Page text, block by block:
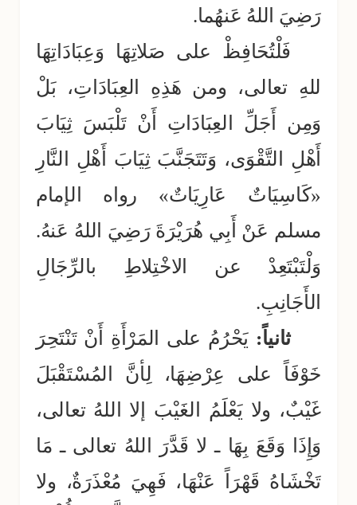
رَضِيَ اللهُ عَنهُما.
فَلْتُحَافِظْ على صَلاتِهَا وَعِبَادَاتِهَا
للهِ تعالى، ومن هَذِهِ العِبَادَاتِ، بَلْ
وَمِن أَجَلِّ العِبَادَاتِ أَنْ تَلْبَسَ ثِيَابَ
أَهْلِ التَّقْوَى، وَتَتَجَنَّبَ ثِيَابَ أَهْلِ النَّارِ
«كَاسِيَاتٌ عَارِيَاتٌ» رواه الإمام
مسلم عَنْ أَبِي هُرَيْرَةَ رَضِيَ اللهُ عَنهُ.
وَلْتَبْتَعِدْ عن الاخْتِلاطِ بالرِّجَالِ
الأَجَانِبِ.
ثانياً: يَحْرُمُ على المَرْأَةِ أَنْ تَنْتَحِرَ
خَوْفَاً على عِرْضِهَا، لِأنَّ المُسْتَقْبَلَ
غَيْبٌ، ولا يَعْلَمُ الغَيْبَ إلا اللهُ تعالى،
وَإِذَا وَقَعَ بِهَا ـ لا قَدَّرَ اللهُ تعالى ـ مَا
تَخْشَاهُ قَهْرَاً عَنْهَا، فَهِيَ مُعْذَرَةٌ، ولا